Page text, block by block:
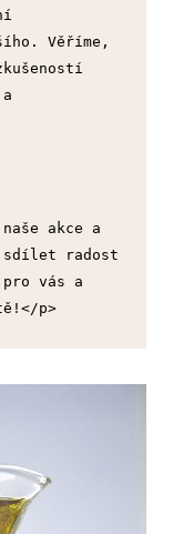
Věříme,
akce a
sdílet radost
vás a
p>